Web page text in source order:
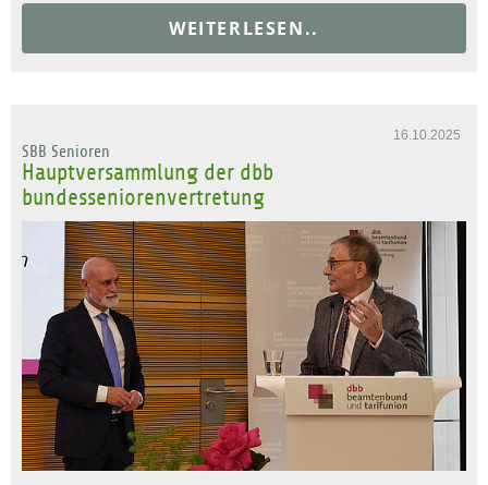
WEITERLESEN..
16.10.2025
SBB Senioren
Hauptversammlung der dbb
bundesseniorenvertretung